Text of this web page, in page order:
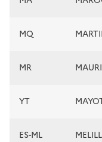
MQ
MR
YT
ES-ML